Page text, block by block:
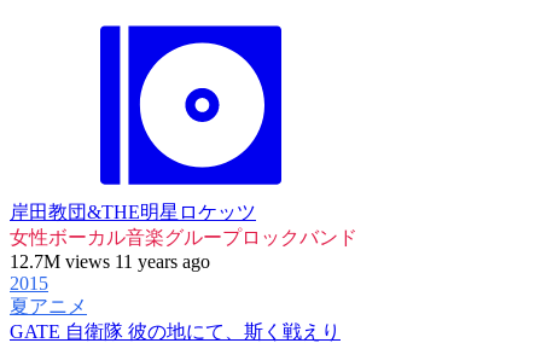
岸田教団&THE明星ロケッツ
女性ボーカル音楽グループロックバンド
12.7M views 11 years ago
2015
夏アニメ
GATE 自衛隊 彼の地にて、斯く戦えり